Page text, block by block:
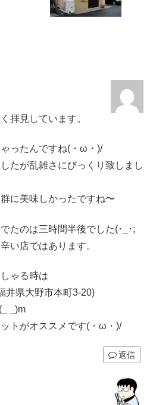
拝見しています。
ったんですね(・ω・)/
たが乱雑さにびっくり致しまし
に美味しかったですね〜
たのは三時間半後でした(･_･;
い店ではあります。
ゃる時は
井県大野市本町3-20)
_)m
トがオススメです(・ω・)/
返信